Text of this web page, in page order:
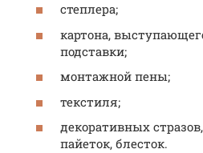
степлера;
картона,
подставки;
монтажной пены;
текстиля;
декоративных
пайеток, блесток.